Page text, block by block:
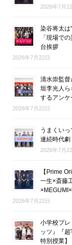
2026年7月
染谷将太は
「現場で
台挨拶
2026年7月22日
清水崇監督
垣李光人
するアン
2026年7月22日
うまくい
連続時代劇
2026年7月
【Prime
一生×斎藤
2026年7月22日
小学校プ
ッツ』『
特別授業】